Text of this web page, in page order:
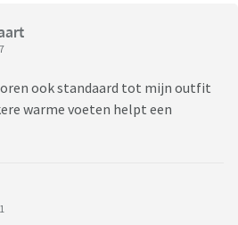
ook standaard tot mijn outfit
warme voeten helpt een